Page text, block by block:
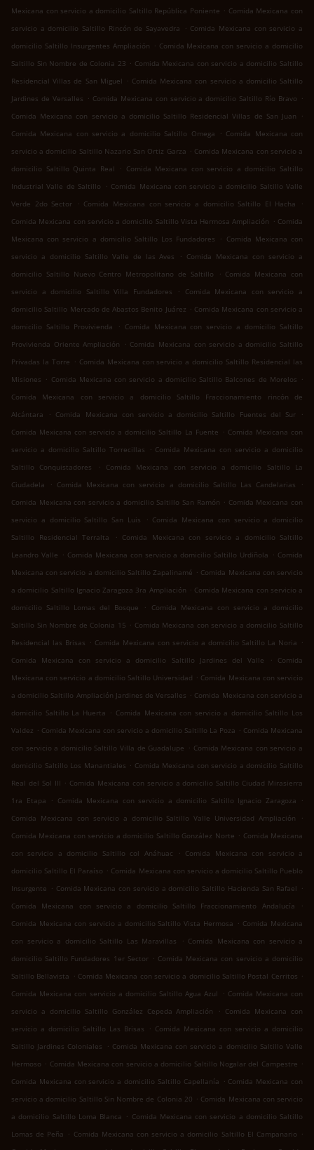
Mexicana con servicio a domicilio Saltillo República Poniente . Comida Mexicana con
servicio a domicilio Saltillo Rincón de Sayavedra
. Comida Mexicana con servicio a
domicilio Saltillo Insurgentes Ampliación . Comida Mexicana con servicio a domicilio
Saltillo Sin Nombre de Colonia 23 . Comida Mexicana con servicio a domicilio Saltillo
Residencial Villas de San Miguel . Comida Mexicana con servicio a domicilio Saltillo
Jardines de Versalles . Comida Mexicana con servicio a domicilio Saltillo Río Bravo .
Comida Mexicana con servicio a domicilio Saltillo Residencial Villas de San Juan
.
Comida Mexicana con servicio a domicilio Saltillo Omega
. Comida Mexicana con
servicio a domicilio Saltillo Nazario San Ortiz Garza . Comida Mexicana con servicio a
domicilio Saltillo Quinta Real
. Comida Mexicana con servicio a domicilio Saltillo
Industrial Valle de Saltillo
. Comida Mexicana con servicio a domicilio Saltillo Valle
Verde 2do Sector
. Comida Mexicana con servicio a domicilio Saltillo El Hacha
.
Comida Mexicana con servicio a domicilio Saltillo Vista Hermosa Ampliación . Comida
Mexicana con servicio a domicilio Saltillo Los Fundadores
. Comida Mexicana con
servicio a domicilio Saltillo Valle de las Aves
. Comida Mexicana con servicio a
domicilio Saltillo Nuevo Centro Metropolitano de Saltillo
. Comida Mexicana con
servicio a domicilio Saltillo Villa Fundadores
.
Comida Mexicana con servicio a
domicilio Saltillo Mercado de Abastos Benito Juárez . Comida Mexicana con servicio a
domicilio Saltillo Provivienda
. Comida Mexicana con servicio a domicilio Saltillo
Provivienda Oriente Ampliación
. Comida Mexicana con servicio a domicilio Saltillo
Privadas la Torre . Comida Mexicana con servicio a domicilio Saltillo Residencial las
Misiones . Comida Mexicana con servicio a domicilio Saltillo Balcones de Morelos .
Comida Mexicana con servicio a domicilio Saltillo Fraccionamiento rincón de
Alcántara
. Comida Mexicana con servicio a domicilio Saltillo Fuentes del Sur
.
Comida Mexicana con servicio a domicilio Saltillo La Fuente . Comida Mexicana con
servicio a domicilio Saltillo Torrecillas
. Comida Mexicana con servicio a domicilio
Saltillo Conquistadores
.
Comida Mexicana con servicio a domicilio Saltillo La
Ciudadela
. Comida Mexicana con servicio a domicilio Saltillo Las Candelarias
.
Comida Mexicana con servicio a domicilio Saltillo San Ramón . Comida Mexicana con
servicio a domicilio Saltillo San Luis
. Comida Mexicana con servicio a domicilio
Saltillo Residencial Terralta
. Comida Mexicana con servicio a domicilio Saltillo
Leandro Valle . Comida Mexicana con servicio a domicilio Saltillo Urdiñola . Comida
Mexicana con servicio a domicilio Saltillo Zapalinamé . Comida Mexicana con servicio
a domicilio Saltillo Ignacio Zaragoza 3ra Ampliación . Comida Mexicana con servicio a
domicilio Saltillo Lomas del Bosque
.
Comida Mexicana con servicio a domicilio
Saltillo Sin Nombre de Colonia 15 . Comida Mexicana con servicio a domicilio Saltillo
Residencial las Brisas . Comida Mexicana con servicio a domicilio Saltillo La Noria .
Comida Mexicana con servicio a domicilio Saltillo Jardines del Valle
.
Comida
Mexicana con servicio a domicilio Saltillo Universidad . Comida Mexicana con servicio
a domicilio Saltillo Ampliación Jardines de Versalles . Comida Mexicana con servicio a
domicilio Saltillo La Huerta . Comida Mexicana con servicio a domicilio Saltillo Los
Valdez . Comida Mexicana con servicio a domicilio Saltillo La Poza . Comida Mexicana
con servicio a domicilio Saltillo Villa de Guadalupe . Comida Mexicana con servicio a
domicilio Saltillo Los Manantiales . Comida Mexicana con servicio a domicilio Saltillo
Real del Sol III . Comida Mexicana con servicio a domicilio Saltillo Ciudad Mirasierra
1ra Etapa
. Comida Mexicana con servicio a domicilio Saltillo Ignacio Zaragoza
.
Comida Mexicana con servicio a domicilio Saltillo Valle Universidad Ampliación
.
Comida Mexicana con servicio a domicilio Saltillo González Norte . Comida Mexicana
con servicio a domicilio Saltillo col Anáhuac
. Comida Mexicana con servicio a
domicilio Saltillo El Paraíso . Comida Mexicana con servicio a domicilio Saltillo Pueblo
Insurgente . Comida Mexicana con servicio a domicilio Saltillo Hacienda San Rafael .
Comida Mexicana con servicio a domicilio Saltillo Fraccionamiento Andalucía
.
Comida Mexicana con servicio a domicilio Saltillo Vista Hermosa . Comida Mexicana
con servicio a domicilio Saltillo Las Maravillas
. Comida Mexicana con servicio a
domicilio Saltillo Fundadores 1er Sector . Comida Mexicana con servicio a domicilio
Saltillo Bellavista . Comida Mexicana con servicio a domicilio Saltillo Postal Cerritos .
Comida Mexicana con servicio a domicilio Saltillo Agua Azul
. Comida Mexicana con
servicio a domicilio Saltillo González Cepeda Ampliación
. Comida Mexicana con
servicio a domicilio Saltillo Las Brisas
. Comida Mexicana con servicio a domicilio
Saltillo Jardines Coloniales
. Comida Mexicana con servicio a domicilio Saltillo Valle
Hermoso . Comida Mexicana con servicio a domicilio Saltillo Nogalar del Campestre .
Comida Mexicana con servicio a domicilio Saltillo Capellanía . Comida Mexicana con
servicio a domicilio Saltillo Sin Nombre de Colonia 20 . Comida Mexicana con servicio
a domicilio Saltillo Loma Blanca . Comida Mexicana con servicio a domicilio Saltillo
Lomas de Peña . Comida Mexicana con servicio a domicilio Saltillo El Campanario .